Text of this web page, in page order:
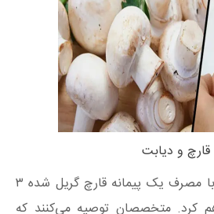
قارچ و دیابت
در همین راستا می‌توان با مصرف یک پیمانه قارچ گریل شده ۳
کرد. متخصصان توصیه می‌کنند که